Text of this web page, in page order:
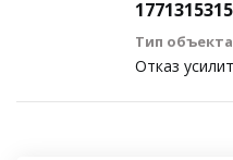
Тип
Отказ